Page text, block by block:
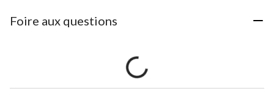
Foire aux questions